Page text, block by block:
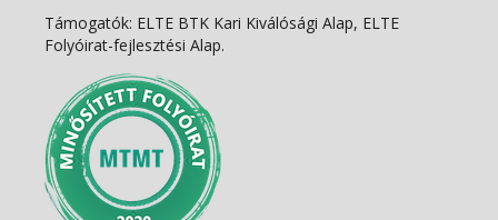
Támogatók: ELTE BTK Kari Kiválósági Alap, ELTE
Folyóirat-fejlesztési Alap.